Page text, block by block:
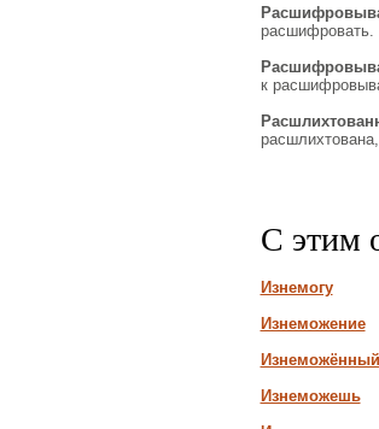
расшифровать.
к
С этим
Изнемогу
Изнеможение
Изнеможённый
Изнеможешь